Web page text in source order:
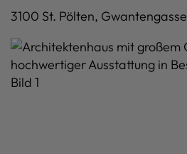
3100 St. Pölten, Gwantengasse